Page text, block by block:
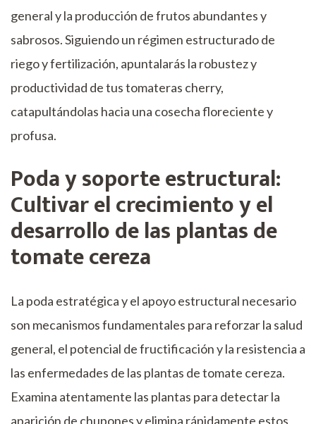
general y la producción de frutos abundantes y
sabrosos. Siguiendo un régimen estructurado de
riego y fertilización, apuntalarás la robustez y
productividad de tus tomateras cherry,
catapultándolas hacia una cosecha floreciente y
profusa.
Poda y soporte estructural:
Cultivar el crecimiento y el
desarrollo de las plantas de
tomate cereza
La poda estratégica y el apoyo estructural necesario
son mecanismos fundamentales para reforzar la salud
general, el potencial de fructificación y la resistencia a
las enfermedades de las plantas de tomate cereza.
Examina atentamente las plantas para detectar la
aparición de chupones y elimina rápidamente estos